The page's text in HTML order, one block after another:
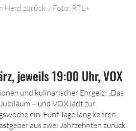
Herd zurück. / Foto: RTL+
jeweils 19:00 Uhr, VOX
und kulinarischer Ehrgeiz: „Das
– und VOX lädt zur
ein. Fünf Tage lang kehren
aus zwei Jahrzehnten zurück